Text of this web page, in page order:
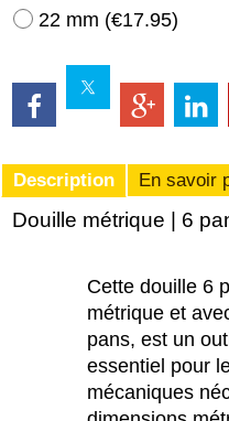
22 mm (€17.95)
Description En savoir
Douille métrique | 6
Cette douille 6
métrique et
pans, est un
essentiel pour
mécaniques